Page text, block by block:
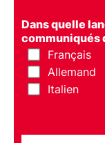
Dans quelle
communiqués
Français
Allemand
Italien